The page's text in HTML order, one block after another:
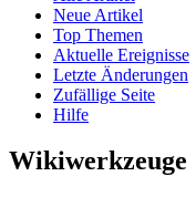
Neue Artikel
Top Themen
Aktuelle Ereignisse
Letzte Änderungen
Zufällige Seite
Hilfe
Wikiwerkzeuge